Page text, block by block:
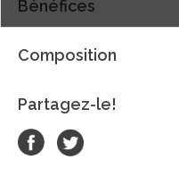
Bénéfices
Composition
Partagez-le!